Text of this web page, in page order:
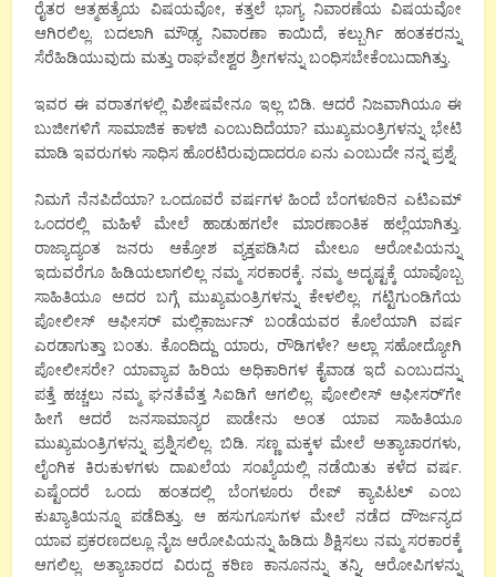
ರೈತರ ಆತ್ಮಹತ್ಯೆಯ ವಿಷಯವೋ, ಕತ್ತಲೆ ಭಾಗ್ಯ ನಿವಾರಣೆಯ ವಿಷಯವೋ
ಆಗಿರಲಿಲ್ಲ. ಬದಲಾಗಿ ಮೌಢ್ಯ ನಿವಾರಣಾ ಕಾಯಿದೆ, ಕಲ್ಬುರ್ಗಿ ಹಂತಕರನ್ನು
ಸೆರೆಹಿಡಿಯುವುದು ಮತ್ತು ರಾಘವೇಶ್ವರ ಶ್ರೀಗಳನ್ನು ಬಂಧಿಸಬೇಕೆಂಬುದಾಗಿತ್ತು.
ಇವರ ಈ ವರಾತಗಳಲ್ಲಿ ವಿಶೇಷವೇನೂ ಇಲ್ಲ ಬಿಡಿ. ಆದರೆ ನಿಜವಾಗಿಯೂ ಈ
ಬುಜೀಗಳಿಗೆ ಸಾಮಾಜಿಕ ಕಾಳಜಿ ಎಂಬುದಿದೆಯಾ? ಮುಖ್ಯಮಂತ್ರಿಗಳನ್ನು ಭೇಟಿ
ಮಾಡಿ ಇವರುಗಳು ಸಾಧಿಸ ಹೊರಟಿರುವುದಾದರೂ ಏನು ಎಂಬುದೇ ನನ್ನ ಪ್ರಶ್ನೆ.
ನಿಮಗೆ ನೆನಪಿದೆಯಾ? ಒಂದೂವರೆ ವರ್ಷಗಳ ಹಿಂದೆ ಬೆಂಗಳೂರಿನ ಎಟಿಎಮ್
ಒಂದರಲ್ಲಿ ಮಹಿಳೆ ಮೇಲೆ ಹಾಡುಹಗಲೇ ಮಾರಣಾಂತಿಕ ಹಲ್ಲೆಯಾಗಿತ್ತು.
ರಾಜ್ಯಾದ್ಯಂತ ಜನರು ಆಕ್ರೋಶ ವ್ಯಕ್ತಪಡಿಸಿದ ಮೇಲೂ ಆರೋಪಿಯನ್ನು
ಇದುವರೆಗೂ ಹಿಡಿಯಲಾಗಲಿಲ್ಲ ನಮ್ಮ ಸರಕಾರಕ್ಕೆ. ನಮ್ಮ ಅದೃಷ್ಟಕ್ಕೆ ಯಾವೊಬ್ಬ
ಸಾಹಿತಿಯೂ ಅದರ ಬಗ್ಗೆ ಮುಖ್ಯಮಂತ್ರಿಗಳನ್ನು ಕೇಳಲಿಲ್ಲ. ಗಟ್ಟಿಗುಂಡಿಗೆಯ
ಪೋಲೀಸ್ ಆಫೀಸರ್ ಮಲ್ಲಿಕಾರ್ಜುನ್ ಬಂಡೆಯವರ ಕೊಲೆಯಾಗಿ ವರ್ಷ
ಎರಡಾಗುತ್ತಾ ಬಂತು. ಕೊಂದಿದ್ದು ಯಾರು, ರೌಡಿಗಳೇ? ಅಲ್ಲಾ ಸಹೋದ್ಯೋಗಿ
ಪೋಲೀಸರೇ? ಯಾವ್ಯಾವ ಹಿರಿಯ ಅಧಿಕಾರಿಗಳ ಕೈವಾಡ ಇದೆ ಎಂಬುದನ್ನು
ಪತ್ತೆ ಹಚ್ಚಲು ನಮ್ಮ ಘನತೆವೆತ್ತ ಸಿಐಡಿಗೆ ಆಗಲಿಲ್ಲ. ಪೋಲೀಸ್ ಆಫೀಸರ್’ಗೇ
ಹೀಗೆ ಆದರೆ ಜನಸಾಮಾನ್ಯರ ಪಾಡೇನು ಅಂತ ಯಾವ ಸಾಹಿತಿಯೂ
ಮುಖ್ಯಮಂತ್ರಿಗಳನ್ನು ಪ್ರಶ್ನಿಸಲಿಲ್ಲ. ಬಿಡಿ. ಸಣ್ಣ ಮಕ್ಕಳ ಮೇಲೆ ಅತ್ಯಾಚಾರಗಳು,
ಲೈಂಗಿಕ ಕಿರುಕುಳಗಳು ದಾಖಲೆಯ ಸಂಖ್ಯೆಯಲ್ಲಿ ನಡೆಯಿತು ಕಳೆದ ವರ್ಷ.
ಎಷ್ಟೆಂದರೆ ಒಂದು ಹಂತದಲ್ಲಿ ಬೆಂಗಳೂರು ರೇಪ್ ಕ್ಯಾಪಿಟಲ್ ಎಂಬ
ಕುಖ್ಯಾತಿಯನ್ನೂ ಪಡೆದಿತ್ತು. ಆ ಹಸುಗೂಸುಗಳ ಮೇಲೆ ನಡೆದ ದೌರ್ಜನ್ಯದ
ಯಾವ ಪ್ರಕರಣದಲ್ಲೂ ನೈಜ ಆರೋಪಿಯನ್ನು ಹಿಡಿದು ಶಿಕ್ಷಿಸಲು ನಮ್ಮ ಸರಕಾರಕ್ಕೆ
ಆಗಲಿಲ್ಲ. ಅತ್ಯಾಚಾರದ ವಿರುದ್ಧ ಕಠಿಣ ಕಾನೂನನ್ನು ತನ್ನಿ, ಆರೋಪಿಗಳನ್ನು